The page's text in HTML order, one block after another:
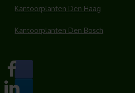
Kantoorplanten Den Haag
Kantoorplanten Den Bosch